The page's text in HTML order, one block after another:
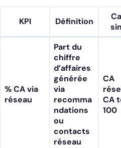
KPI Définition
% CA via
réseau
Part du
chiffre
d’affaires
générée
via
recomma
ndations
ou
contacts
réseau
CA
CA
100